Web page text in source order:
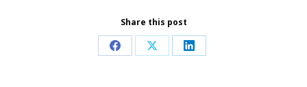
Share this post
Share Share Share